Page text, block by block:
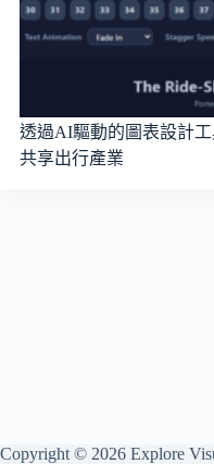
透過AI驅動的圖表設計
共享出行產業
Copyright © 2026 Explore